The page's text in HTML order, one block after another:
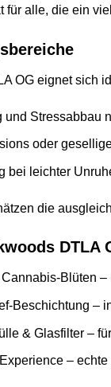
für alle, die ein
OG eignet sich
und Stressabbau
oder
bei leichter
die
DTLA
Blüten
Beschichtung –
& Glasfilter –
–